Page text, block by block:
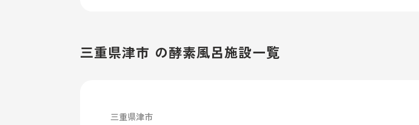
三重県津市 の酵素風呂施設一覧
三重県津市